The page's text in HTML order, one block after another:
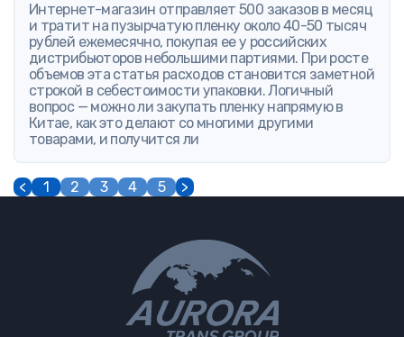
Интернет-магазин отправляет 500 заказов в месяц
и тратит на пузырчатую пленку около 40-50 тысяч
рублей ежемесячно, покупая ее у российских
дистрибьюторов небольшими партиями. При росте
объемов эта статья расходов становится заметной
строкой в себестоимости упаковки. Логичный
вопрос — можно ли закупать пленку напрямую в
Китае, как это делают со многими другими
товарами, и получится ли
< 1 2 3 4 5 >